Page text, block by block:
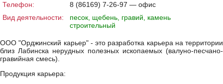
Телефон:
8 (86169) 7-26-97 — офис
Вид деятельности:
песок, щебень, гравий, камень
строительный
ООО "Орджинский карьер" - это разработка карьера на территории
близ Лабинска нерудных полезных ископаемых (валуно-песчано-
гравийная смесь).
Продукция карьера: